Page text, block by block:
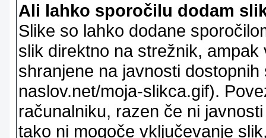
Ali lahko sporočilu dodam
Slike so lahko dodane
slik direktno na strežnik,
shranjene na javnosti
naslov.net/moja-slikca.gif).
računalniku, razen če ni
tako ni mogoče vključevanje